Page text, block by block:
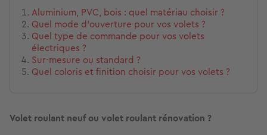
Aluminium, PVC, bois : quel matériau choisir ?
Quel mode d'ouverture pour vos volets ?
Quel type de commande pour vos volets
électriques ?
Sur-mesure ou standard ?
Quel coloris et finition choisir pour vos volets ?
Volet roulant neuf ou volet roulant rénovation ?